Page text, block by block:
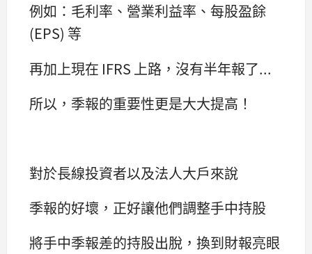
例如：毛利率、營業利益率、每股盈餘
(EPS) 等
再加上現在 IFRS 上路，沒有半年報了...
所以，季報的重要性更是大大提高！
對於長線投資者以及法人大戶來說
季報的好壞，正好讓他們調整手中持股
將手中季報差的持股出脫，換到財報亮眼